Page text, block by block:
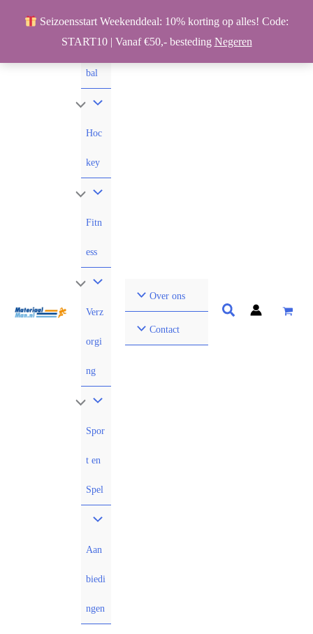
Seizoensstart Weekenddeal: 10% korting op alles! Code:
START10 | Vanaf €50,- besteding Negeren
Voet
bal
Hoc
key
Fitn
ess
Verz
orgi
ng
Spor
t en
Spel
Aan
biedi
ngen
Over ons
Contact